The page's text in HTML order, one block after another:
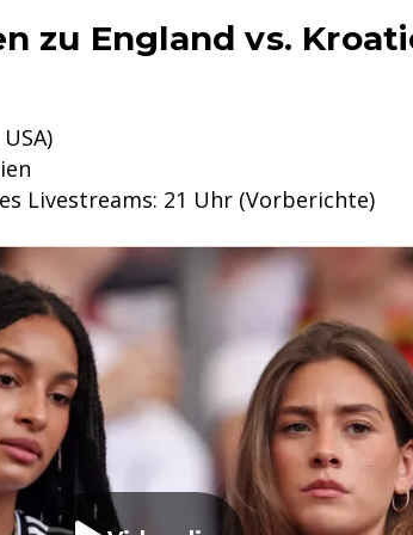
zu England vs.
Livestreams: 21 Uhr (Vorberichte)